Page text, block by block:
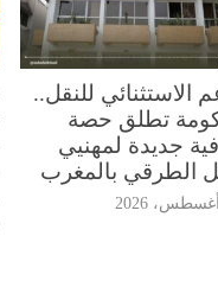
الاستثنائي للنقل..
تطلق حصة
جديدة لمهنيي
الطرقي بالمغرب